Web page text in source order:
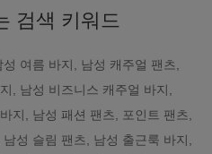
검색 키워드
여름 바지, 남성 캐주얼 팬츠,
, 남성 비즈니스 캐주얼 바지,
지, 남성 패션 팬츠, 포인트 팬츠,
성 슬림 팬츠, 남성 출근룩 바지,